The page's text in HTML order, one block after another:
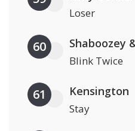
Loser
60 Shaboozey
Blink Twice
61 Kensington
Stay